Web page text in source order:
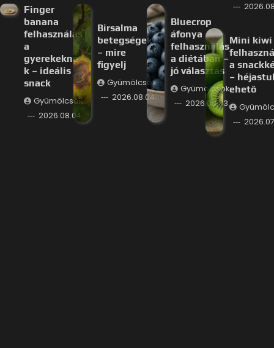
Finger
banana
felhasználás
a
gyerekekne
k – ideális
snack
Gyümölcsök
2026.08.04.
Birsalma
betegségek
– mire
figyelj
Gyümölcsök
2026.08.04.
Bluecrop
áfonya
felhasználás
a diétában –
jó választás
Gyümölcsök
2026.08.03.
Mini kiwi
a
– héjastul
ehető